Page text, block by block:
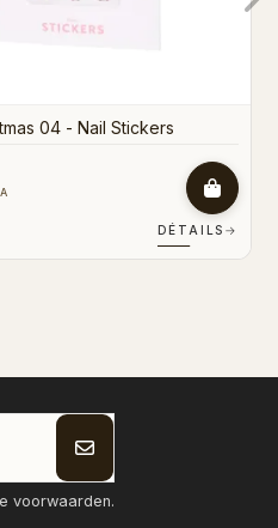
DÉTAILS →
voorwaarden.